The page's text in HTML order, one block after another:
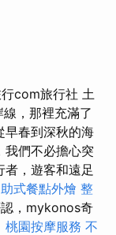
com旅行社 土
，那裡充滿了
早春到深秋的海
我們不必擔心突
，遊客和遠足
式餐點外燴 整
，mykonos奇
桃園按摩服務 不